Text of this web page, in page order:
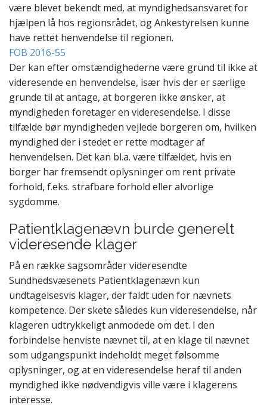
være blevet bekendt med, at myndighedsansvaret for
hjælpen lå hos regionsrådet, og Ankestyrelsen kunne
have rettet henvendelse til regionen.
FOB 2016-55
Der kan efter omstændighederne være grund til ikke at
videresende en henvendelse, især hvis der er særlige
grunde til at antage, at borgeren ikke ønsker, at
myndigheden foretager en videresendelse. I disse
tilfælde bør myndigheden vejlede borgeren om, hvilken
myndighed der i stedet er rette modtager af
henvendelsen. Det kan bl.a. være tilfældet, hvis en
borger har fremsendt oplysninger om rent private
forhold, f.eks. strafbare forhold eller alvorlige
sygdomme.
Patientklagenævn burde generelt
videresende klager
På en række sagsområder videresendte
Sundhedsvæsenets Patientklagenævn kun
undtagelsesvis klager, der faldt uden for nævnets
kompetence. Der skete således kun videresendelse, når
klageren udtrykkeligt anmodede om det. I den
forbindelse henviste nævnet til, at en klage til nævnet
som udgangspunkt indeholdt meget følsomme
oplysninger, og at en videresendelse heraf til anden
myndighed ikke nødvendigvis ville være i klagerens
interesse.